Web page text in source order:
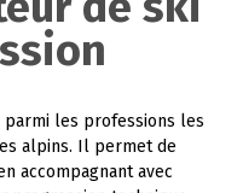
parmi les professions les
alpins. Il permet de
accompagnant avec